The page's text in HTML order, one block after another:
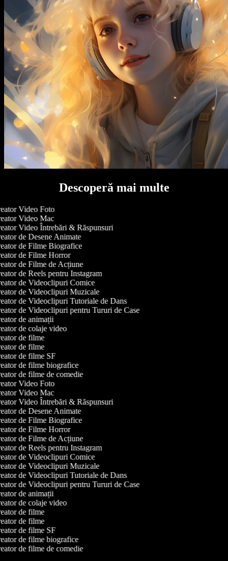
Descoperă mai multe
Video Foto
Video Mac
Video Întrebări & Răspunsuri
de Desene Animate
de Filme Biografice
de Filme Horror
de Filme de Acțiune
de Reels pentru Instagram
de Videoclipuri Comice
de Videoclipuri Muzicale
de Videoclipuri Tutoriale de Dans
de Videoclipuri pentru Tururi de Case
de animații
de colaje video
de filme
de filme
de filme SF
de filme biografice
de filme de comedie
Video Foto
Video Mac
Video Întrebări & Răspunsuri
de Desene Animate
de Filme Biografice
de Filme Horror
de Filme de Acțiune
de Reels pentru Instagram
de Videoclipuri Comice
de Videoclipuri Muzicale
de Videoclipuri Tutoriale de Dans
de Videoclipuri pentru Tururi de Case
de animații
de colaje video
de filme
de filme
de filme SF
de filme biografice
de filme de comedie